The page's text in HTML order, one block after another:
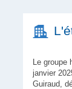
Le groupe
janvier
Guiraud,